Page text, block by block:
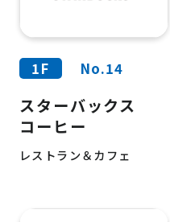
1F No.14
スターバックス
コーヒー
レストラン＆カフェ